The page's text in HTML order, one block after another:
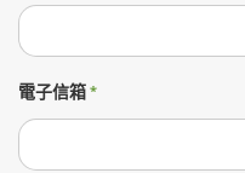
電子信箱